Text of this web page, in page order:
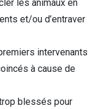
les animaux en
et/ou d’entraver
intervenants
à cause de
blessés pour